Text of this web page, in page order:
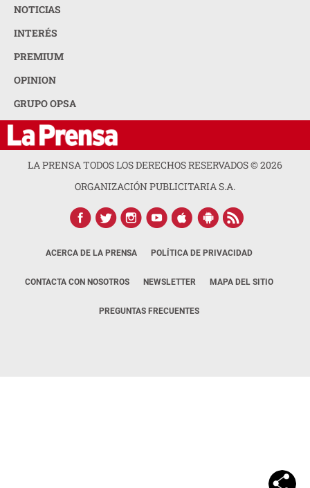
NOTICIAS
INTERÉS
PREMIUM
OPINION
GRUPO OPSA
LA PRENSA TODOS LOS DERECHOS RESERVADOS ©2026
ORGANIZACIÓN PUBLICITARIA S.A.
ACERCA DE LA PRENSA POLÍTICA DE PRIVACIDAD
CONTACTA CON NOSOTROS NEWSLETTER MAPA DEL SITIO
PREGUNTAS FRECUENTES